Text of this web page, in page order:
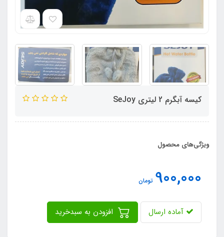
کیسه آبگرم 2 لیتری SeJoy
ویژگی‌های محصول
900,000 تومان
آماده ارسال